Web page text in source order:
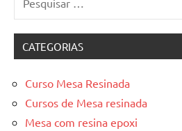
CATEGORIAS
Curso Mesa Resinada
Cursos de Mesa resinada
Mesa com resina epoxi